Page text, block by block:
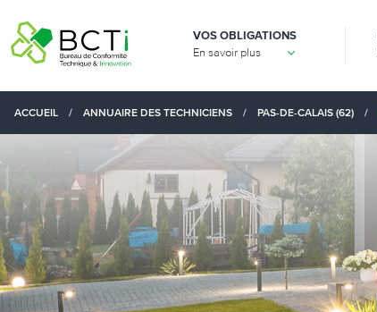
VOS OBLIGATIONS
En savoir plus
ACCUEIL / ANNUAIRE DES TECHNICIENS / PAS-DE-CALAIS (62) /